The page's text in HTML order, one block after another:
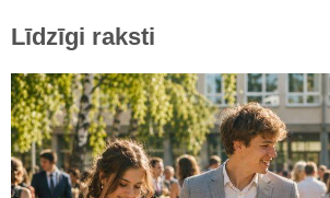
Līdzīgi raksti